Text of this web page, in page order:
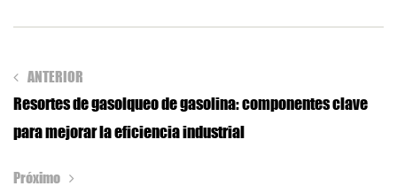
ANTERIOR
Resortes de gasolqueo de gasolina: componentes clave
para mejorar la eficiencia industrial
Próximo